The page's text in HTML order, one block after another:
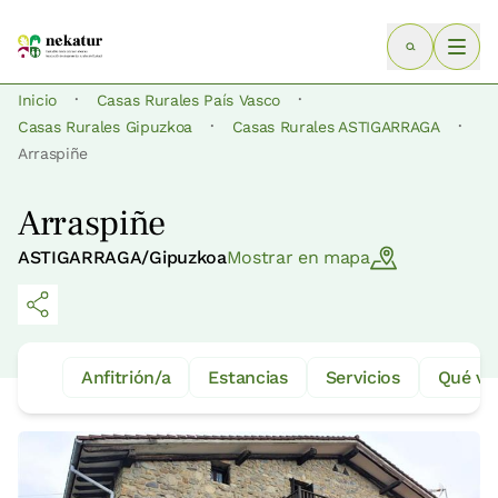
Inicio · Casas Rurales País Vasco ·
Casas Rurales Gipuzkoa · Casas Rurales ASTIGARRAGA ·
Arraspiñe
Arraspiñe
ASTIGARRAGA/GipuzkoaMostrar en mapa
Anfitrión/a Estancias Servicios Qué